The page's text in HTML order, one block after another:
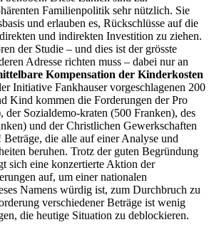
Familienpolitik sehr nützlich. Sie
und erlauben es, Rückschlüsse auf die
und indirekten Investition zu ziehen.
der Studie – und dies ist der grösste
Adresse richten muss – dabei nur an
Kompensation der Kinderkosten
Initiative Fankhauser vorgeschlagenen 200
Kind kommen die Forderungen der Pro
der Sozialdemo-kraten (500 Franken), des
und der Christlichen Gewerkschaften
die alle auf einer Analyse und
beruhen. Trotz der guten Begründung
sich eine konzertierte Aktion der
auf, um einer nationalen
Namens würdig ist, zum Durchbruch zu
verschiedener Beträge ist wenig
die heutige Situation zu deblockieren.